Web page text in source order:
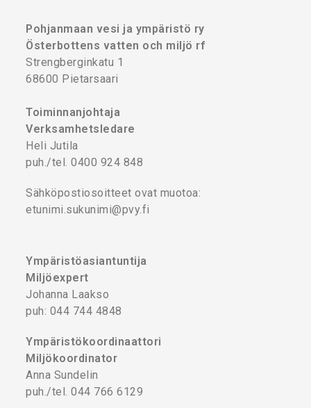
Pohjanmaan vesi ja ympäristö ry
Österbottens vatten och miljö rf
Strengberginkatu 1
68600 Pietarsaari
Toiminnanjohtaja
Verksamhetsledare
Heli Jutila
puh./tel. 0400 924 848
Sähköpostiosoitteet ovat muotoa:
etunimi.sukunimi@pvy.fi
Ympäristöasiantuntija
Miljöexpert
Johanna Laakso
puh: 044 744 4848
Ympäristökoordinaattori
Miljökoordinator
Anna Sundelin
puh./tel. 044 766 6129